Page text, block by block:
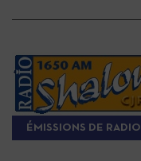
ÉMISSIONS DE RADIO